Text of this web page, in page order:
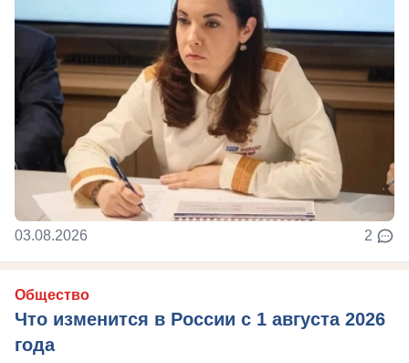
03.08.2026 2
Общество
Что изменится в России с 1 августа 2026
года